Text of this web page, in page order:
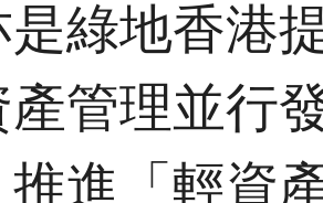
綠地香港
管理並行
進「輕資